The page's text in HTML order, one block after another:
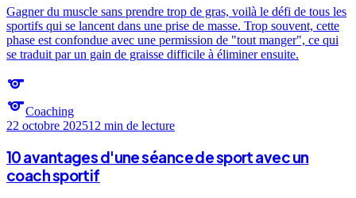
Gagner du muscle sans prendre trop de gras, voilà le défi de tous les
sportifs qui se lancent dans une prise de masse. Trop souvent, cette
phase est confondue avec une permission de "tout manger", ce qui
se traduit par un gain de graisse difficile à éliminer ensuite.
sports
sportsCoaching
22 octobre 202512 min de lecture
10 avantages d'une séance de sport avec un
coach sportif